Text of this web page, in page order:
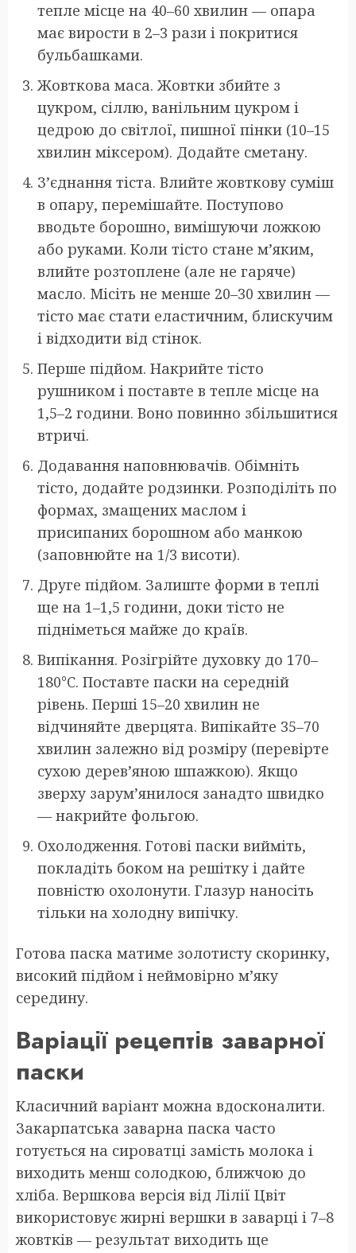
тепле місце на 40–60 хвилин — опара
має вирости в 2–3 рази і покритися
бульбашками.
Жовткова маса. Жовтки збийте з
цукром, сіллю, ванільним цукром і
цедрою до світлої, пишної пінки (10–15
хвилин міксером). Додайте сметану.
З’єднання тіста. Влийте жовткову суміш
в опару, перемішайте. Поступово
вводьте борошно, вимішуючи ложкою
або руками. Коли тісто стане м’яким,
влийте розтоплене (але не гаряче)
масло. Місіть не менше 20–30 хвилин —
тісто має стати еластичним, блискучим
і відходити від стінок.
Перше підйом. Накрийте тісто
рушником і поставте в тепле місце на
1,5–2 години. Воно повинно збільшитися
втричі.
Додавання наповнювачів. Обімніть
тісто, додайте родзинки. Розподіліть по
формах, змащених маслом і
присипаних борошном або манкою
(заповнюйте на 1/3 висоти).
Друге підйом. Залиште форми в теплі
ще на 1–1,5 години, доки тісто не
підніметься майже до країв.
Випікання. Розігрійте духовку до 170–
180°C. Поставте паски на середній
рівень. Перші 15–20 хвилин не
відчиняйте дверцята. Випікайте 35–70
хвилин залежно від розміру (перевірте
сухою дерев’яною шпажкою). Якщо
зверху зарум’янилося занадто швидко
— накрийте фольгою.
Охолодження. Готові паски вийміть,
покладіть боком на решітку і дайте
повністю охолонути. Глазур наносіть
тільки на холодну випічку.
Готова паска матиме золотисту скоринку,
високий підйом і неймовірно м’яку
середину.
Варіації рецептів заварної
паски
Класичний варіант можна вдосконалити.
Закарпатська заварна паска часто
готується на сироватці замість молока і
виходить менш солодкою, ближчою до
хліба. Вершкова версія від Лілії Цвіт
використовує жирні вершки в заварці і 7–8
жовтків — результат виходить ще